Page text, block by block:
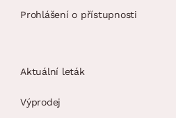
Prohlášení o přístupnosti
Aktuální leták
Výprodej